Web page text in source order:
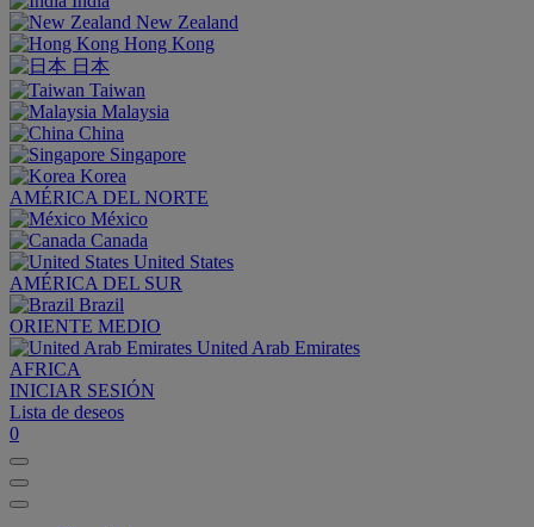
New Zealand
Hong Kong
日本
Taiwan
Malaysia
China
Singapore
Korea
AMÉRICA DEL NORTE
México
Canada
United States
AMÉRICA DEL SUR
Brazil
ORIENTE MEDIO
United Arab Emirates
AFRICA
INICIAR SESIÓN
Lista de deseos
0